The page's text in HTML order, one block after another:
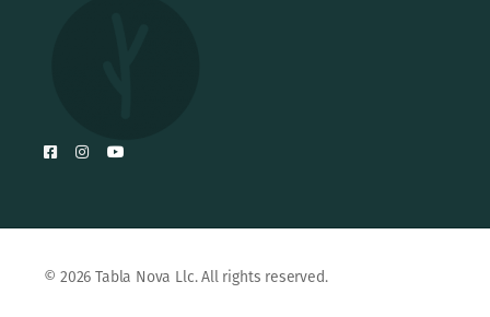
© 2026 Tabla Nova Llc. All rights reserved.